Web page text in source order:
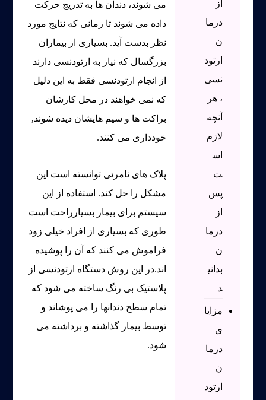
می شوند، دندان ها به تدریج حرکت
داده می شوند تا زمانی که نتایج مورد
نظر بدست آید. بسیاری از بیماران
بزرگسال که نیاز به ارتودنسی دارند
از انجام ارتودنسی فقط به این دلیل
که نمی خواهند در محل کارشان
براکت ها و سیم هایشان دیده شوند,
خودداری می کنند.
پلاک های نامرئی توانسته است این
مشکل را حل کند. استفاده از این
سیستم برای بیمار بسیارراحت است
طوری که بسیاری از افراد خیلی زود
فراموش می کنند که آن را پوشیده
اند.در این روش دستگاه ارتودنسی از
پلاستیک بی رنگ ساخته می شود که
تمام سطح دندانها را می پوشاند و
توسط بیمار گذاشته و برداشته می
شود.
از
درما
ن
ارتود
نسی
، هر
آنچه
لازم
اس
ت
پس
از
درما
ن
بدانی
د
مزایا
ی
درما
ن
ارتود